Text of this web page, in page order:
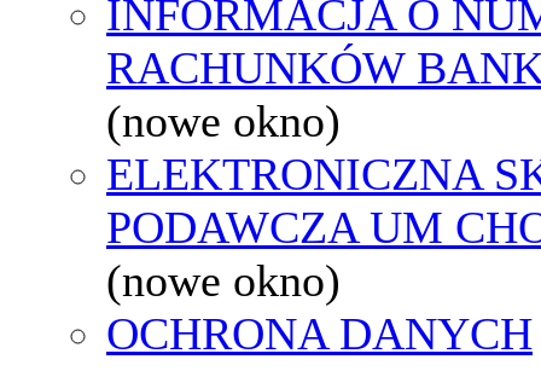
INFORMACJA O
RACHUNKÓW
(nowe okno)
ELEKTRONICZNA
PODAWCZA UM
(nowe okno)
OCHRONA DANYCH